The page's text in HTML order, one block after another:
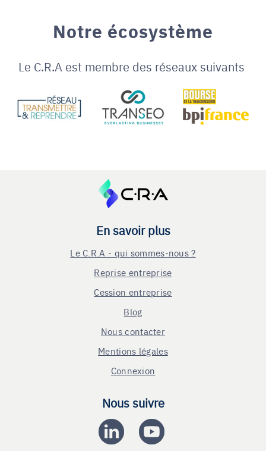
Notre écosystème
Le C.R.A est membre des réseaux suivants
En savoir plus
Le C.R.A - qui sommes-nous ?
Reprise entreprise
Cession entreprise
Blog
Nous contacter
Mentions légales
Connexion
Nous suivre